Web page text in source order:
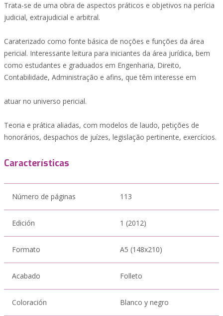
Trata-se de uma obra de aspectos práticos e objetivos na perícia
judicial, extrajudicial e arbitral.
Caraterizado como fonte básica de noções e funções da área
pericial. Interessante leitura para iniciantes da área jurídica, bem
como estudantes e graduados em Engenharia, Direito,
Contabilidade, Administração e afins, que têm interesse em
atuar no universo pericial.
Teoria e prática aliadas, com modelos de laudo, petições de
honorários, despachos de juízes, legislação pertinente, exercícios.
Características
Número de páginas 113
Edición 1 (2012)
Formato A5 (148x210)
Acabado Folleto
Coloración Blanco y negro